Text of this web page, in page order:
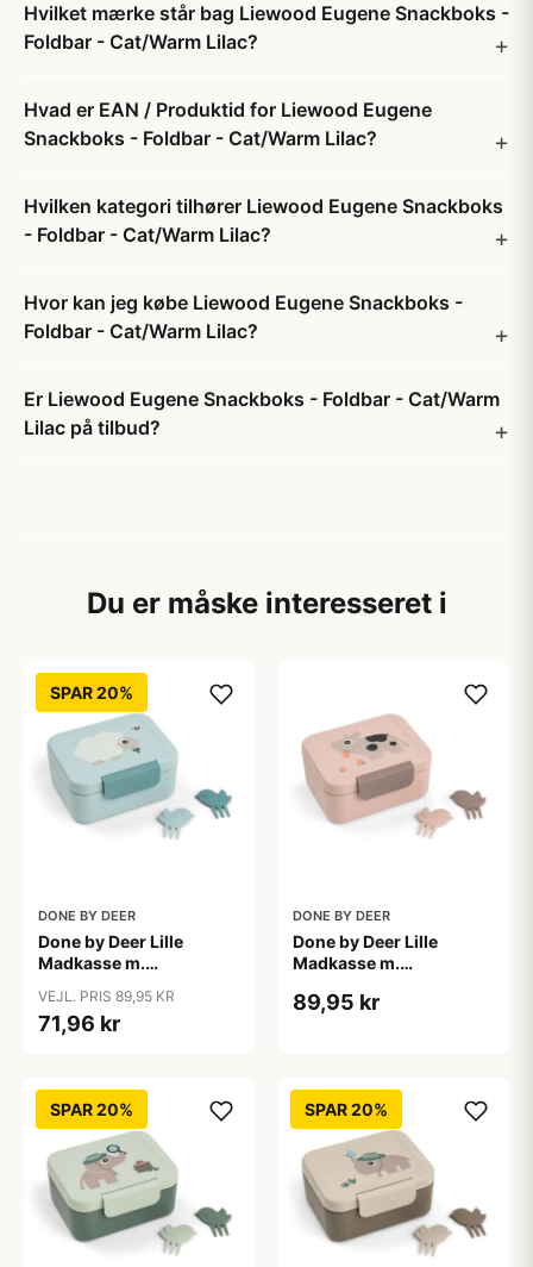
Hvilket mærke står bag Liewood Eugene Snackboks -
Foldbar - Cat/Warm Lilac?
Hvad er EAN / Produktid for Liewood Eugene
Snackboks - Foldbar - Cat/Warm Lilac?
Hvilken kategori tilhører Liewood Eugene Snackboks
- Foldbar - Cat/Warm Lilac?
Hvor kan jeg købe Liewood Eugene Snackboks -
Foldbar - Cat/Warm Lilac?
Er Liewood Eugene Snackboks - Foldbar - Cat/Warm
Lilac på tilbud?
Du er måske interesseret i
SPAR 20%
DONE BY DEER
Done by Deer Lille
Madkasse m.
- Blå
VEJL. PRIS 89,95 KR
71,96 kr
DONE BY DEER
Done by Deer Lille
Madkasse m.
- Pudder
89,95 kr
SPAR 20% SPAR 20%